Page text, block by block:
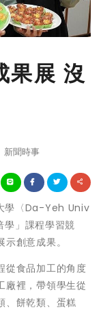
果展 沒
新聞時事
學〈Da-Yeh Univ
」課程學習競
創意成果。
從食品加工的角度
廠裡，帶領學生從
、餅乾類、蛋糕